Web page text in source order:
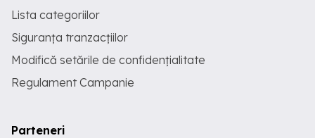
Lista categoriilor
Siguranța tranzacțiilor
Modifică setările de confidențialitate
Regulament Campanie
Parteneri